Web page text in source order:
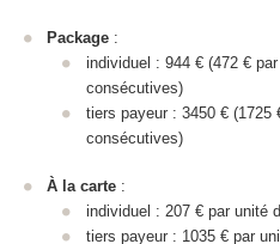
Package :
individuel : 944 € (472 €
consécutives)
tiers payeur : 3450 € (1725
consécutives)
À la carte :
individuel : 207 € par unité
tiers payeur : 1035 € par